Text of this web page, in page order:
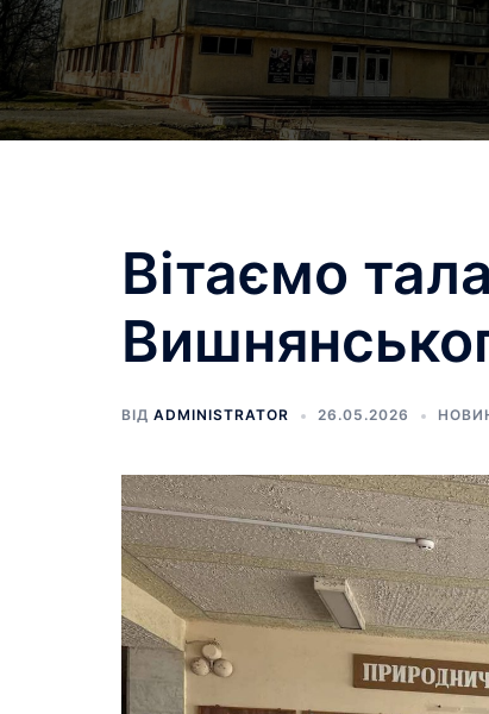
Вітаємо
ВІД ADMINISTRATOR 26.05.2026